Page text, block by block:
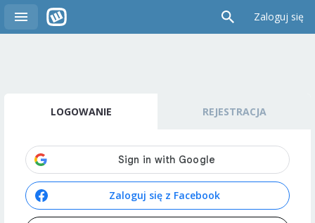
Zaloguj się
LOGOWANIE REJESTRACJA
Zaloguj się z Facebook